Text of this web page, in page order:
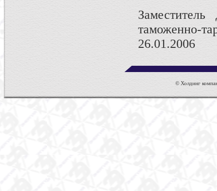
таможенно-
26.01.2006
© Холдинг